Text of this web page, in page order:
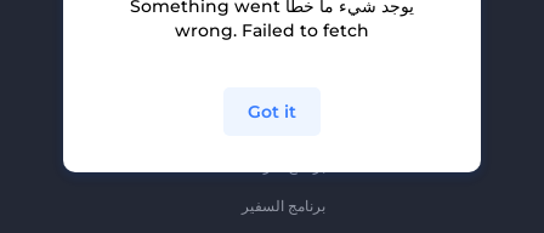
برنامج الإحالة
سياسة الخصوصية
برنامج السفير
يوجد شيء ما خطأ Something went
wrong. Failed to fetch
Got it